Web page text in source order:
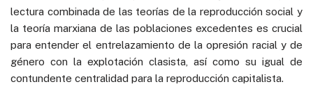
lectura combinada de las teorías de la reproducción social y
la teoría marxiana de las poblaciones excedentes es crucial
para entender el entrelazamiento de la opresión racial y de
género con la explotación clasista, así como su igual de
contundente centralidad para la reproducción capitalista.